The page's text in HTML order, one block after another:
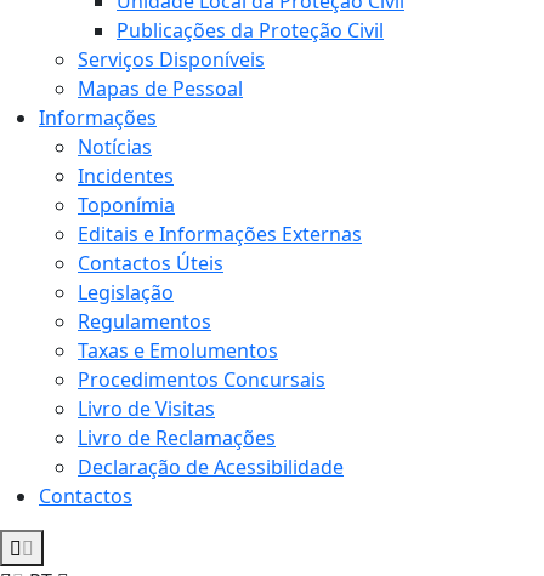
Publicações da Proteção Civil
Serviços Disponíveis
Mapas de Pessoal
Informações
Notícias
Incidentes
Toponímia
Editais e Informações Externas
Contactos Úteis
Legislação
Regulamentos
Taxas e Emolumentos
Procedimentos Concursais
Livro de Visitas
Livro de Reclamações
Declaração de Acessibilidade
Contactos